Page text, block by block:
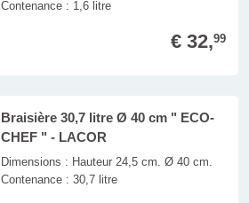
Contenance : 1,6 litre
€ 32,99
Braisière 30,7 litre Ø 40 cm " ECO-
CHEF " - LACOR
Dimensions : Hauteur 24,5 cm. Ø 40 cm.
Contenance : 30,7 litre